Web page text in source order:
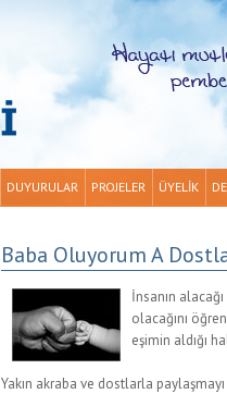
DUYURULAR PROJELER ÜYELİK
Baba Oluyorum A
İnsanın
olacağını
eşimin aldığı
Yakın akraba ve dostlarla